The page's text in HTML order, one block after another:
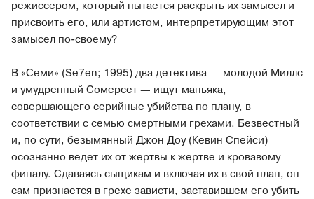
режиссером, который пытается раскрыть их замысел и
присвоить его, или артистом, интерпретирующим этот
замысел по-своему?
В «Семи» (Se7en; 1995) два детектива — молодой Миллс
и умудренный Сомерсет — ищут маньяка,
совершающего серийные убийства по плану, в
соответствии с семью смертными грехами. Безвестный
и, по сути, безымянный Джон Доу (Кевин Спейси)
осознанно ведет их от жертвы к жертве и кровавому
финалу. Сдаваясь сыщикам и включая их в свой план, он
сам признается в грехе зависти, заставившем его убить